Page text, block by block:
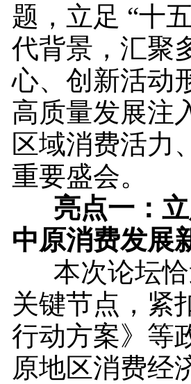
题，立足 “十
代背景，汇聚
心、创新活动
高质量发展注
区域消费活力
重要盛会。
亮点一 ：
中原消费发展
本次论坛恰
关键节点，紧
行动方案》等
原地区消费经